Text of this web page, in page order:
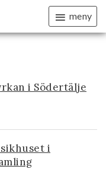
meny
i Södertälje
i